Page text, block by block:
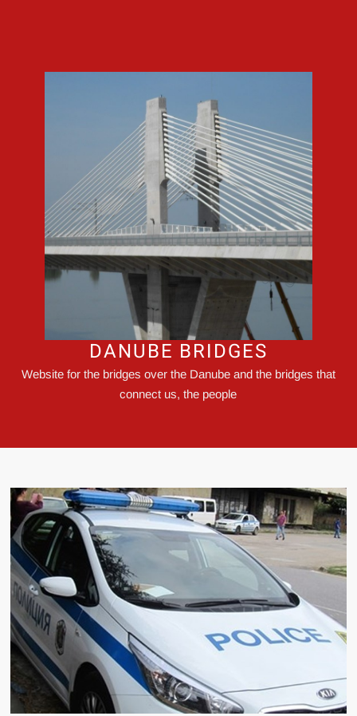
DANUBE BRIDGES
Website for the bridges over the Danube and the bridges that
connect us, the people